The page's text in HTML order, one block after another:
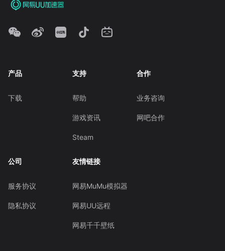
产品
下载
支持
帮助
游戏资讯
Steam
合作
业务咨询
网吧合作
公司
服务协议
隐私协议
友情链接
网易MuMu模拟器
网易UU远程
网易千千壁纸